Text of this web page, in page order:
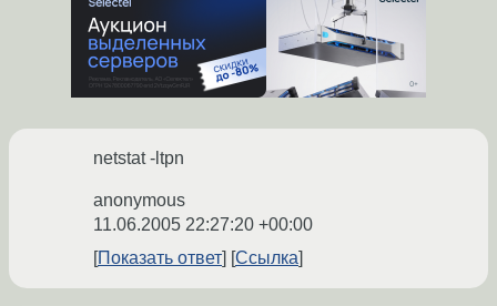
netstat -ltpn
anonymous
11.06.2005 22:27:20 +00:00
Показать ответ
Ссылка